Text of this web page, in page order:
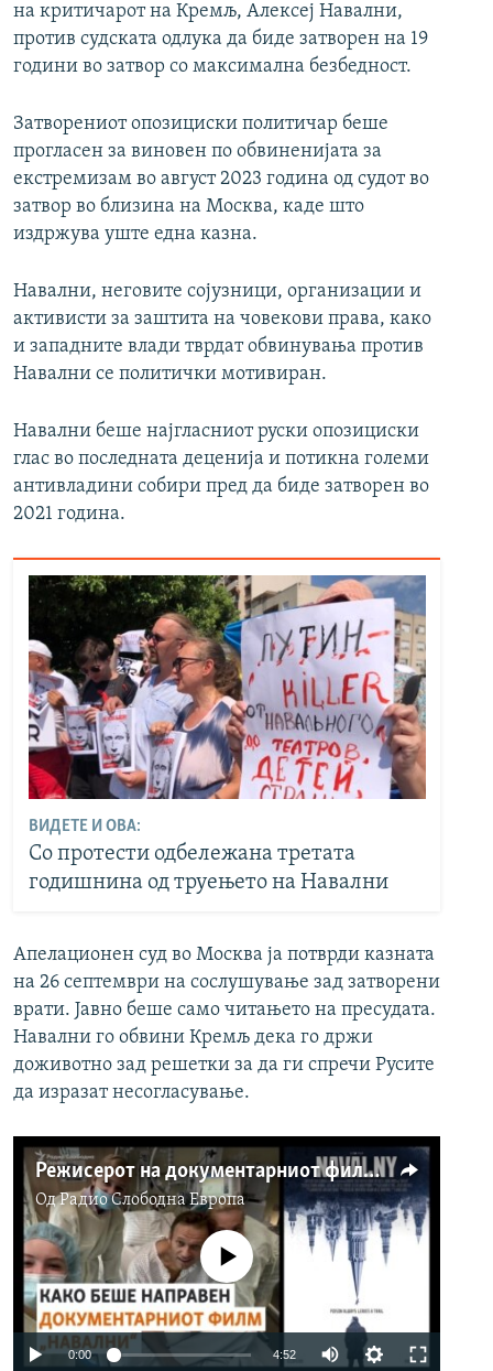
на критичарот на Кремљ, Алексеј Навални,
против судската одлука да биде затворен на 19
години во затвор со максимална безбедност.
Затворениот опозициски политичар беше
прогласен за виновен по обвиненијата за
екстремизам во август 2023 година од судот во
затвор во близина на Москва, каде што
издржува уште една казна.
Навални, неговите сојузници, организации и
активисти за заштита на човекови права, како
и западните влади тврдат обвинувања против
Навални се политички мотивиран.
Навални беше најгласниот руски опозициски
глас во последната деценија и потикна големи
антивладини собири пред да биде затворен во
2021 година.
ВИДЕТЕ И ОВА:
Со протести одбележана третата
годишнина од труењето на Навални
Апелационен суд во Москва ја потврди казната
на 26 септември на сослушување зад затворени
врати. Јавно беше само читањето на пресудата.
Навални го обвини Кремљ дека го држи
доживотно зад решетки за да ги спречи Русите
да изразат несогласување.
Режисерот на документарниот филм за Навални снимил „вонредни“ моменти
ОдРадио Слободна Eвропа
No media source currently available
0:00 4:52 Auto